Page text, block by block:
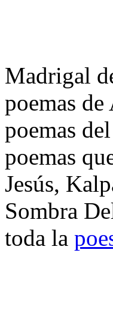
Madrigal
poemas
poemas
poemas
Jesús,
Sombra
toda la